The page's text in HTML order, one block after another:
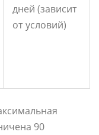
дней (зависит
от условий)
90